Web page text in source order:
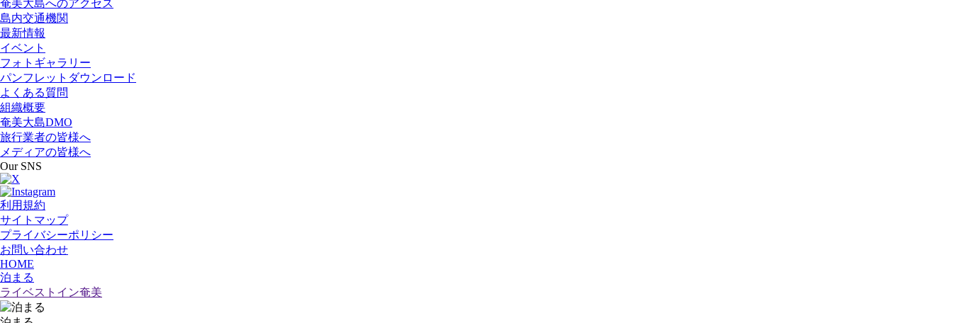
奄美大島へのアクセス
島内交通機関
最新情報
イベント
フォトギャラリー
パンフレットダウンロード
よくある質問
組織概要
奄美大島DMO
旅行業者の皆様へ
メディアの皆様へ
Our SNS
利用規約
サイトマップ
プライバシーポリシー
お問い合わせ
HOME
泊まる
ライベストイン奄美